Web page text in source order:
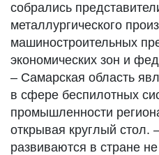
собрались
металлургического
машиностроительных
экономических зон и
– Самарская область
в сфере беспилотных
промышленности
открывая круглый стол.
развиваются в стране